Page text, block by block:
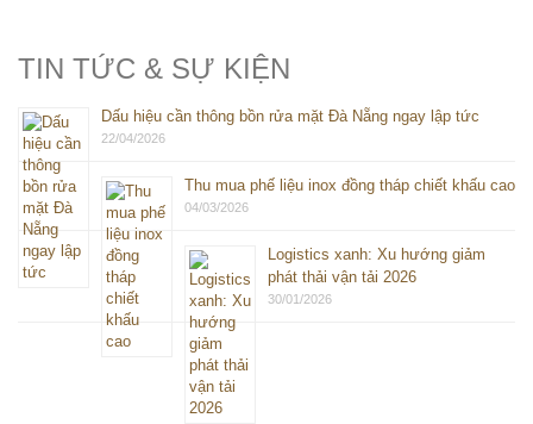
TIN TỨC & SỰ KIỆN
Dấu hiệu cần thông bồn rửa mặt Đà Nẵng ngay lập tức
22/04/2026
Thu mua phế liệu inox đồng tháp chiết khấu cao
04/03/2026
Logistics xanh: Xu hướng giảm
phát thải vận tải 2026
30/01/2026